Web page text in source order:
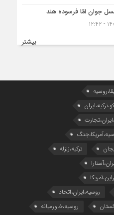
جوان امّا فرسوده هند
بیشتر
ترکیه،زلزله
روسیه،ایران،اتحاد
روسیه،خاورمیانه